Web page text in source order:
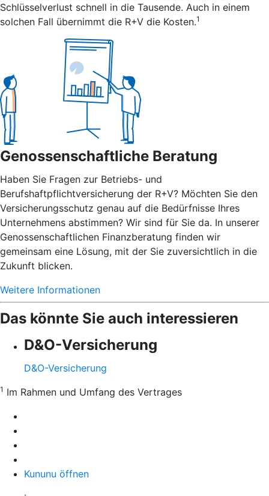
Schlüsselverlust schnell in die Tausende. Auch in einem
solchen Fall übernimmt die R+V die Kosten.1
Genossenschaftliche Beratung
Haben Sie Fragen zur Betriebs- und
Berufshaftpflichtversicherung der R+V? Möchten Sie den
Versicherungsschutz genau auf die Bedürfnisse Ihres
Unternehmens abstimmen? Wir sind für Sie da. In unserer
Genossenschaftlichen Finanzberatung finden wir
gemeinsam eine Lösung, mit der Sie zuversichtlich in die
Zukunft blicken.
Weitere Informationen
Das könnte Sie auch interessieren
D&O-Versicherung
D&O-Versicherung
1 Im Rahmen und Umfang des Vertrages
Kununu öffnen